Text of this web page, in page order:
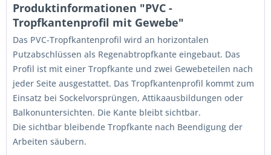
Produktinformationen "PVC -
Tropfkantenprofil mit Gewebe"
Das PVC-Tropfkantenprofil wird an horizontalen
Putzabschlüssen als Regenabtropfkante eingebaut. Das
Profil ist mit einer Tropfkante und zwei Gewebeteilen nach
jeder Seite ausgestattet. Das Tropfkantenprofil kommt zum
Einsatz bei Sockelvorsprüngen, Attikaausbildungen oder
Balkonuntersichten. Die Kante bleibt sichtbar.
Die sichtbar bleibende Tropfkante nach Beendigung der
Arbeiten säubern.